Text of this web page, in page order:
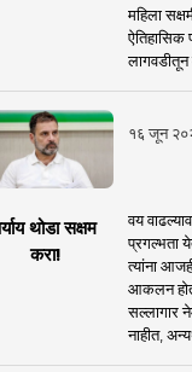
महिला
ऐतिहासिक
लागवडीतून
१६ जून
थोडा सक्षम
करा!
वय
प्रगल्भता
त्यांना
आकलन होत
सल्लागार
नाहीत,